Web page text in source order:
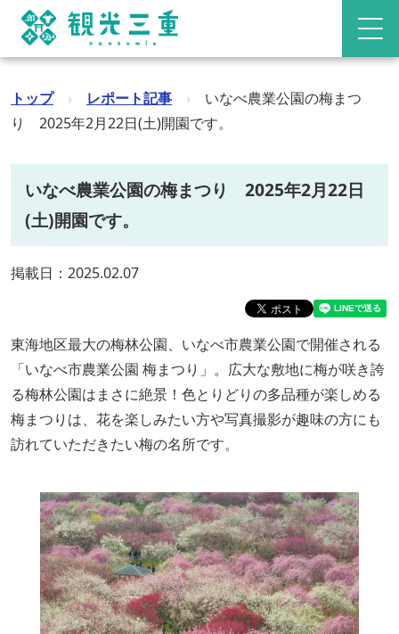
トップ › レポート記事 ›
いなべ農業公園の梅まつ
り 2025年2月22日(土)開園です。
いなべ農業公園の梅まつり 2025年2月22日
(土)開園です。
掲載日：2025.02.07
東海地区最大の梅林公園、いなべ市農業公園で開催される
「いなべ市農業公園 梅まつり」。広大な敷地に梅が咲き誇
る梅林公園はまさに絶景！色とりどりの多品種が楽しめる
梅まつりは、花を楽しみたい方や写真撮影が趣味の方にも
訪れていただきたい梅の名所です。